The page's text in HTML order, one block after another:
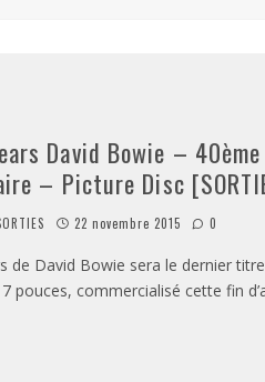
David Bowie – 40ème
– Picture Disc
22 novembre 2015 0
de David Bowie sera le dernier
pouces, commercialisé cette fin